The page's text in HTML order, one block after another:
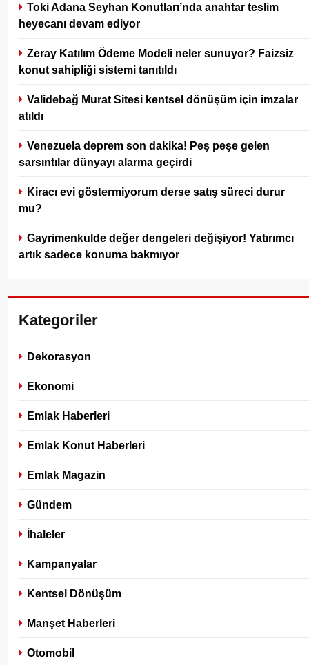
Toki Adana Seyhan Konutları’nda anahtar teslim
heyecanı devam ediyor
Zeray Katılım Ödeme Modeli neler sunuyor? Faizsiz
konut sahipliği sistemi tanıtıldı
Validebağ Murat Sitesi kentsel dönüşüm için imzalar
atıldı
Venezuela deprem son dakika! Peş peşe gelen
sarsıntılar dünyayı alarma geçirdi
Kiracı evi göstermiyorum derse satış süreci durur
mu?
Gayrimenkulde değer dengeleri değişiyor! Yatırımcı
artık sadece konuma bakmıyor
Kategoriler
Dekorasyon
Ekonomi
Emlak Haberleri
Emlak Konut Haberleri
Emlak Magazin
Gündem
İhaleler
Kampanyalar
Kentsel Dönüşüm
Manşet Haberleri
Otomobil